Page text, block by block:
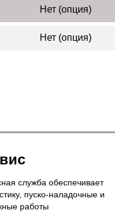
Нет (опция)
Нет (опция)
служба обеспечивает
пуско-наладочные и
работы